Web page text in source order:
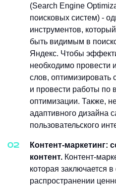
(Search Engine
поисковых систем) -
инструментов,
быть видимым в
Яндекс. Чтобы
необходимо провести
слов, оптимизировать
и провести работы по
оптимизации. Также,
адаптивного дизайна
пользовательского
Контент-маркетинг:
контент.Контент-
которая заключается
распространении